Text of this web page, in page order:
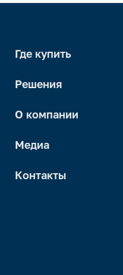
Где купить
Решения
О компании
Медиа
Контакты